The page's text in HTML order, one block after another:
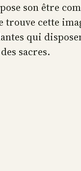
son être
trouve cette
qui
sacres.